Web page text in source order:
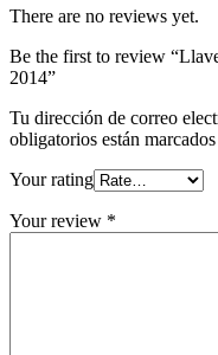
There are no reviews yet.
Be the first to review
2014”
Tu dirección de correo
obligatorios están
Your rating
Your review *